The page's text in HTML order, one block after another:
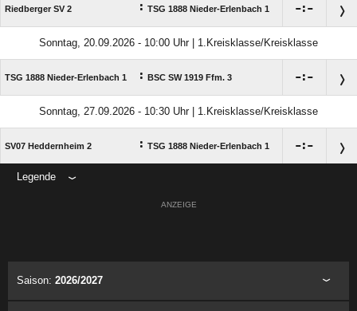
Riedberger SV 2 : TSG 1888 Nieder-Erlenbach 1 :
Sonntag, 20.09.2026 - 10:00 Uhr | 1.Kreisklasse/Kreisklasse
TSG 1888 Nieder-Erlenbach 1 : BSC SW 1919 Ffm. 3 :
Sonntag, 27.09.2026 - 10:30 Uhr | 1.Kreisklasse/Kreisklasse
SV07 Heddernheim 2 : TSG 1888 Nieder-Erlenbach 1 :
Legende
ANZEIGE
Saison: 2026/2027